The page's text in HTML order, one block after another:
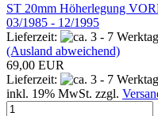
ST 20mm Höherlegung
03/1985 - 12/1995
Lieferzeit:
(Ausland abweichend)
69,00 EUR
Lieferzeit:
inkl. 19% MwSt. zzgl.